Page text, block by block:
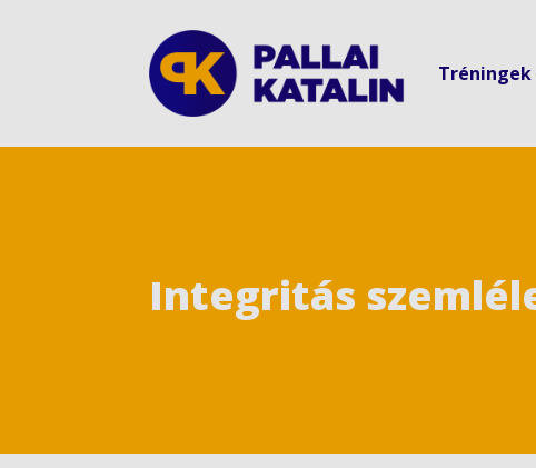
Tréningek
Integritás